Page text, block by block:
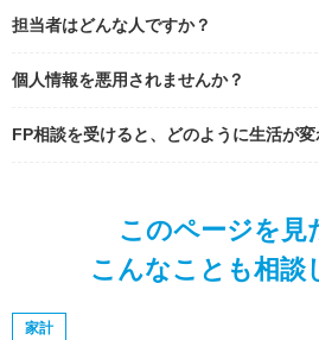
担当者はどんな人ですか？
個人情報を悪用されませんか？
FP相談を受けると、どのように生活が変
このページを見
こんなことも相談
家計